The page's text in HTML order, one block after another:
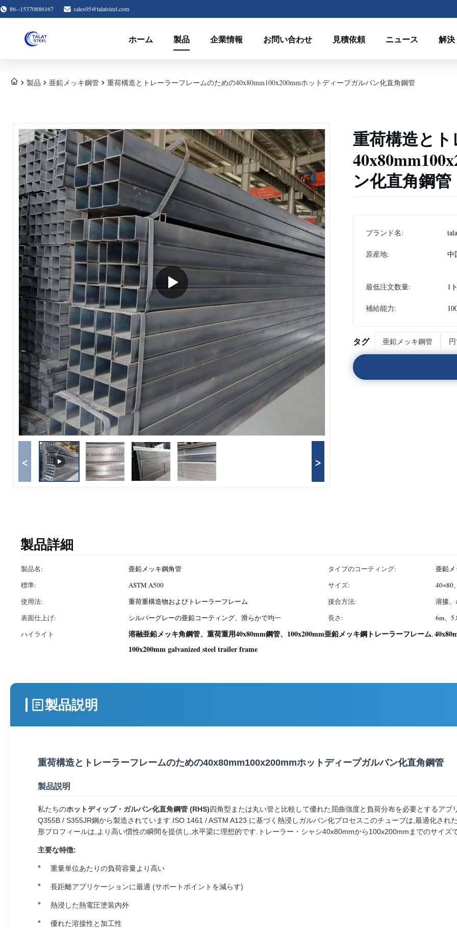
86--15370886167 sales05@talatsteel.com
ホーム 製品 企業情報 お問い合わせ 見積依頼 ニュース 解決
製品 亜鉛メッキ鋼管 重荷構造とトレーラーフレームのための40x80mm100x200mmホットディープガルバン化直角鋼管
< >
重荷構造と
ン化直角鋼管
ブランド名:
原産地: 中
最低注文数量: 1
補給能力:
タグ 亜鉛メッキ鋼管
製品詳細
製品名: 亜鉛メッキ鋼角管 タイプのコーティング:
亜鉛
標準:
ASTM A500 サイズ:
40×80
使用法:
重荷重構造物およびトレーラーフレーム 接合方法:
溶接、
表面仕上げ:
シルバーグレーの亜鉛コーティング、滑らかで均一 長さ:
6m、
ハイライト
溶融亜鉛メッキ角鋼管、重荷重用40x80mm鋼管、100x200mm亜鉛メッキ鋼トレーラーフレーム,
100x200mm galvanized steel trailer frame
製品説明
重荷構造とトレーラーフレームのための40x80mm100x200mmホットディープガルバン化直角鋼管
製品説明
私たちのホットディップ・ガルバン化直角鋼管 (RHS)四角型または丸い管と比較して優れた屈曲強度と負荷分布を必要とするア
Q355B / S355JR鋼から製造されています.ISO 1461 / ASTM A123 に基づく熱浸しガルバン化プロセスこのチューブは,最適化され
形プロフィールは,より高い慣性の瞬間を提供し,水平梁に理想的です.トレーラー・シャシ40x80mmから100x200mmまでのサイズ
主要な特徴:
重量単位あたりの負荷容量より高い
長距離アプリケーションに最適 (サポートポイントを減らす)
熱浸した熱電圧塗装内外
優れた溶接性と加工性